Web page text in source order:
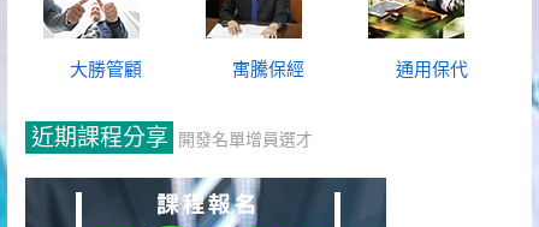
大勝管顧 寓騰保經 通用保代
近期課程分享 開發名單增員選才